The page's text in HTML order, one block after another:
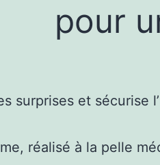
pour
surprises et sécurise
réalisé à la pelle